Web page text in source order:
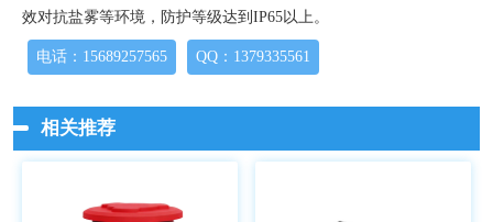
效对抗盐雾等环境，防护等级达到IP65以上。
电话：15689257565 QQ：1379335561
相关推荐